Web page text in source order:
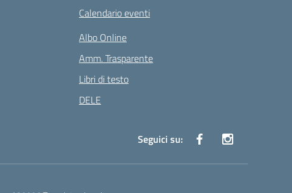
Calendario eventi
Albo Online
Amm. Trasparente
Libri di testo
DELE
Seguici su: